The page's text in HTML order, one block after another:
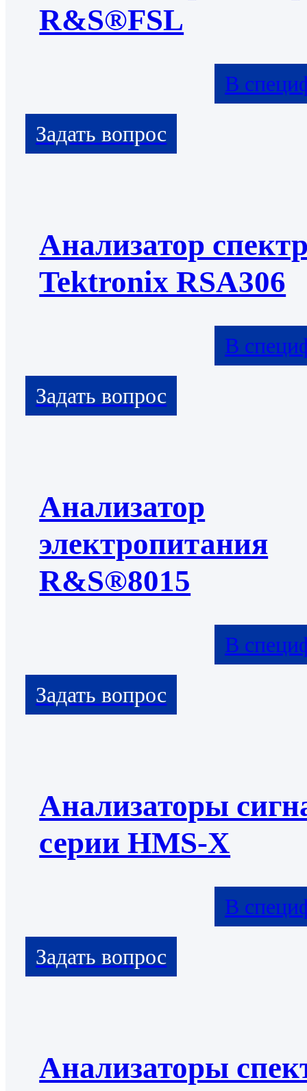
R&S®FSL
В
Анализатор
Tektronix RSA306
В
Анализатор
электропитания
R&S®8015
В
Анализаторы
серии HMS-X
В
Анализаторы